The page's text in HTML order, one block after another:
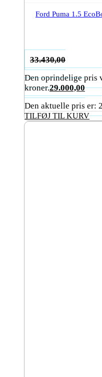
Ford Puma 1.5
33.430,00
Den oprindelige pris
kroner.29.000,00
Den aktuelle pris er:
TILFØJ TIL KURV